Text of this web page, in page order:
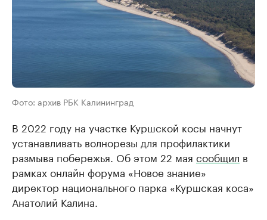
Фото: архив РБК Калининград
В 2022 году на участке Куршской косы начнут
устанавливать волнорезы для профилактики
размыва побережья. Об этом 22 мая сообщил в
рамках онлайн форума «Новое знание»
директор национального парка «Куршская коса»
Анатолий Калина.